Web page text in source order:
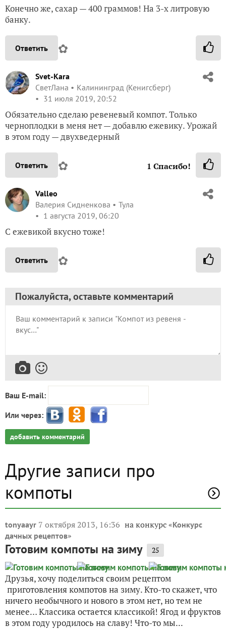
Конечно же, сахар — 400 граммов! На 3-х литровую
банку.
Ответить ✿
Svet-Kara
СветЛана
Калининград (Кенигсберг)
31 июля 2019, 20:52
Обязательно сделаю ревеневый компот. Только
черноплодки в меня нет — добавлю ежевику. Урожай
в этом году — двухведерный
Ответить ✿ 1 Спасибо!
Valleo
Валерия Сидненкова
Тула
1 августа 2019, 06:20
С ежевикой вкусно тоже!
Ответить ✿
Пожалуйста, оставьте комментарий
Ваш E-mail:
Или через:
добавить комментарий
Другие записи про
компоты
tonyaayr 7 октября 2013, 16:36 на конкурс «Конкурс
дачных рецептов»
Готовим компоты на зиму 25
Друзья, хочу поделиться своим рецептом
приготовления компотов на зиму. Кто-то скажет, что
ничего необычного и нового в этом нет, но тем не
менее… Классика остается классикой! Ягод и фруктов
в этом году уродилось на славу! Что-то мы...